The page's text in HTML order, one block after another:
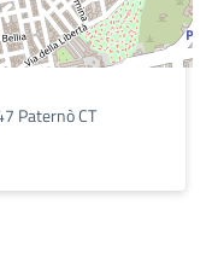
Paternò CT